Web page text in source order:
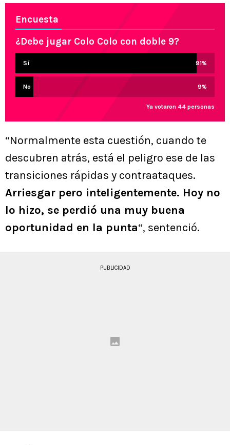
Encuesta
¿Debe jugar Colo Colo con doble 9?
Sí 91%
No 9%
Ya votaron 44 personas
“Normalmente esta cuestión, cuando te
descubren atrás, está el peligro ese de las
transiciones rápidas y contraataques.
Arriesgar pero inteligentemente. Hoy no
lo hizo, se perdió una muy buena
oportunidad en la punta“, sentenció.
PUBLICIDAD